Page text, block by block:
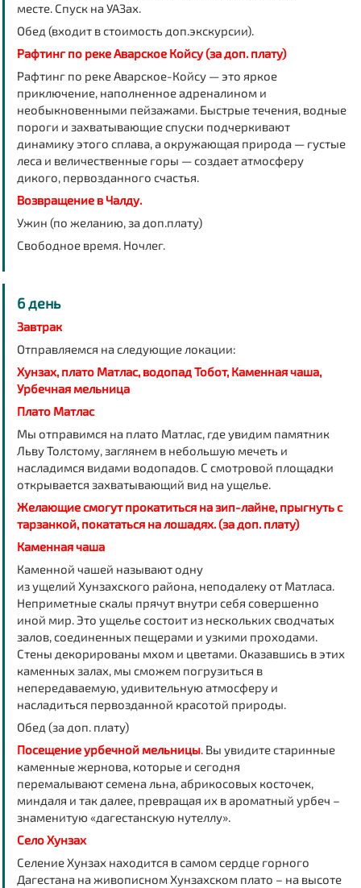
месте.Спуск на УАЗах.
Обед (входит в стоимость доп.экскурсии).
Рафтинг по реке Аварское Койсу (за доп. плату)
Рафтинг по реке Аварское-Койсу — это яркое
приключение, наполненное адреналином и
необыкновенными пейзажами. Быстрые течения, водные
пороги и захватывающие спуски подчеркивают
динамику этого сплава, а окружающая природа — густые
леса и величественные горы — создает атмосферу
дикого, первозданного счастья.
Возвращение в Чалду.
Ужин (по желанию, за доп.плату)
Свободное время. Ночлег.
6 день
Завтрак
Отправляемся на следующие локации:
Хунзах, плато Матлас, водопад Тобот, Каменная чаша,
Урбечная мельница
Плато Матлас
Мы отправимся на плато Матлас, где увидим памятник
Льву Толстому, заглянем в небольшую мечеть и
насладимся видами водопадов. С смотровой площадки
открывается захватывающий вид на ущелье.
Желающие смогут прокатиться на зип-лайне, прыгнуть с
тарзанкой, покататься на лошадях. (за доп. плату)
Каменная чаша
Каменной чашей называют одну
из ущелий Хунзахского района, неподалеку от Матласа.
Неприметные скалы прячут внутри себя совершенно
иной мир. Это ущелье состоит из нескольких сводчатых
залов, соединенных пещерами и узкими проходами.
Стены декорированы мхом и цветами. Оказавшись в этих
каменных залах, мы сможем погрузиться в
непередаваемую, удивительную атмосферу и
насладиться первозданной красотой природы.
Обед (за доп. плату)
Посещение урбечной мельницы. Вы увидите старинные
каменные жернова, которые и сегодня
перемалывают семена льна, абрикосовых косточек,
миндаля и так далее, превращая их в ароматный урбеч –
знаменитую «дагестанскую нутеллу».
Село Хунзах
Селение Хунзах находится в самом сердце горного
Дагестана на живописном Хунзахском плато – на высоте